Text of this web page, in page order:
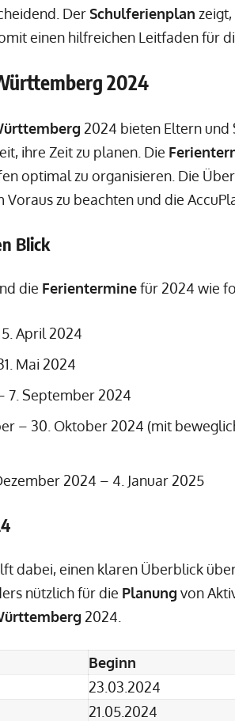
Der Schulferienplan
einen hilfreichen Leitfaden für
2024
2024 bieten Eltern und
ihre Zeit zu planen. Die
optimal zu organisieren. Die
zu beachten und die
Blick
die Ferienterminefür 2024 wie
April 2024
Mai 2024
7. September 2024
– 30. Oktober 2024 (mit
2024 – 4. Januar 2025
dabei, einen klaren Überblick
nützlich für die Planung von
2024.
Beginn
23.03.2024
21.05.2024